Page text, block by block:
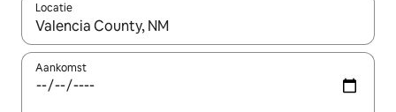
Locatie
Wanneer er suggesties beschikbaar zijn, maak je een keuze
Aankomst